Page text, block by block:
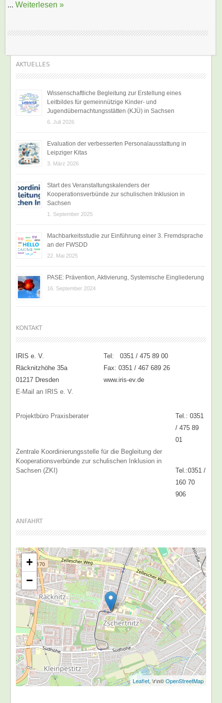
...Weiterlesen »
AKTUELLES
Wissenschaftliche Begleitung zur Erstellung eines
Leitbildes für gemeinnützige Kinder- und
Jugendübernachtungsstätten (KJÜ) in Sachsen
6. Juli 2026
Evaluation der verbesserten Personalausstattung in
Leipziger Kitas
3. März 2026
Start des Veranstaltungskalenders der
Kooperationsverbünde zur schulischen Inklusion in
Sachsen
1. September 2025
Machbarkeitsstudie zur Einführung einer 3. Fremdsprache
an der FWSDD
22. Mai 2025
PASE: Prävention, Aktivierung, Systemische Eingliederung
16. September 2024
KONTAKT
IRIS e. V.
Tel: 0351 / 475 89 00
Räcknitzhöhe 35a
Fax: 0351 / 467 689 26
01217 Dresden
www.iris-ev.de
E-Mail an IRIS e. V.
Projektbüro Praxisberater
Tel.: 0351
/ 475 89
01
Zentrale Koordinierungsstelle für die Begleitung der
Kooperationsverbünde zur schulischen Inklusion in
Sachsen (ZKI)
Tel.:0351 /
160 70
906
ANFAHRT
+
−
Leaflet, \r\n©OpenStreetMap